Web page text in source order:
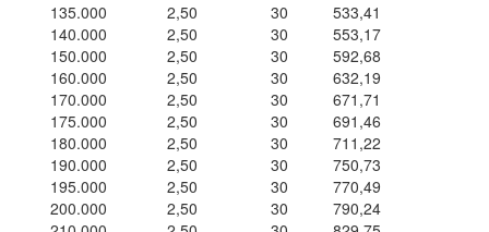
135.000
2,50 30
533,41
140.000
2,50 30
553,17
150.000
2,50 30
592,68
160.000
2,50 30
632,19
170.000
2,50 30
671,71
175.000
2,50 30
691,46
180.000
2,50 30
711,22
190.000
2,50 30
750,73
195.000
2,50 30
770,49
200.000
2,50 30
790,24